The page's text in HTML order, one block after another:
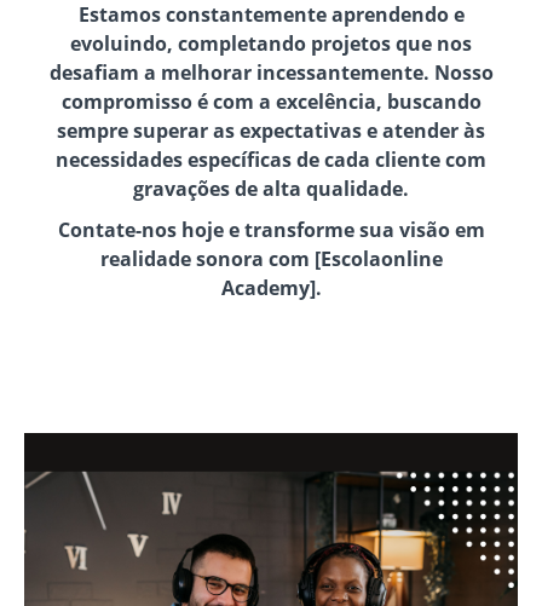
Estamos constantemente aprendendo e
evoluindo, completando projetos que nos
desafiam a melhorar incessantemente. Nosso
compromisso é com a excelência, buscando
sempre superar as expectativas e atender às
necessidades específicas de cada cliente com
gravações de alta qualidade.
Contate-nos hoje e transforme sua visão em
realidade sonora com [Escolaonline
Academy].